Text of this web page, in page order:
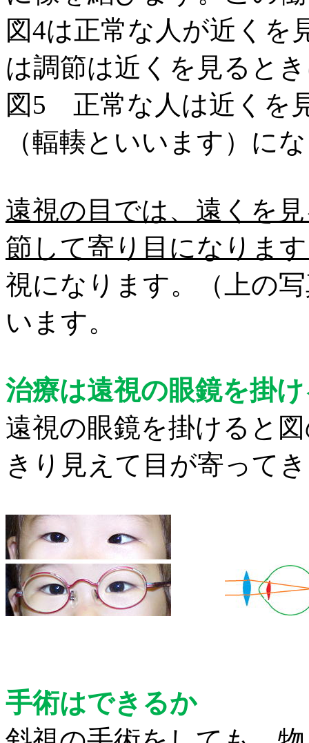
図4は正常な人が近くを
は調節は近くを見ると
図5 正常な人は近くを
（輻輳といいます）に
遠視の目では、遠くを
節して寄り目になりま
視になります。（上の
います。
治療は遠視の眼鏡を掛
遠視の眼鏡を掛けると
きり見え て目が寄って
手術はできるか